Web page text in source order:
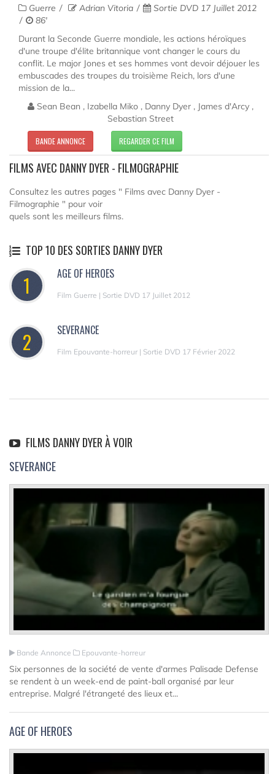
Guerre Adrian Vitoria
Sortie DVD 17 Juillet 2012
86'
Durant la Seconde Guerre mondiale, les actions héroïques
d'une troupe d'élite britannique vont changer le cours du
conflit. Le major Jones et ses hommes vont devoir déjouer les
embuscades des troupes du troisième Reich, lors d'une
mission de la...
Sean Bean , Izabella Miko , Danny Dyer , James d'Arcy ,
Sebastian Street
BANDE ANNONCE REGARDER CE FILM
FILMS AVEC DANNY DYER - FILMOGRAPHIE
Consultez les autres pages " Films avec Danny Dyer -
Filmographie " pour voir
quels sont les meilleurs films.
TOP 10 DES SORTIES DANNY DYER
1 AGE OF HEROES
Film Guerre | Sortie DVD 17 Juillet 2012
2 SEVERANCE
Film Epouvante-horreur | Sortie DVD 17 Février 2022
FILMS DANNY DYER À VOIR
SEVERANCE
Bande Annonce Epouvante-horreur
Six personnes de la société de vente d'armes Palisade Defense
se rendent à un week-end de paint-ball organisé par leur
entreprise. Malgré l'étrangeté des lieux et...
AGE OF HEROES